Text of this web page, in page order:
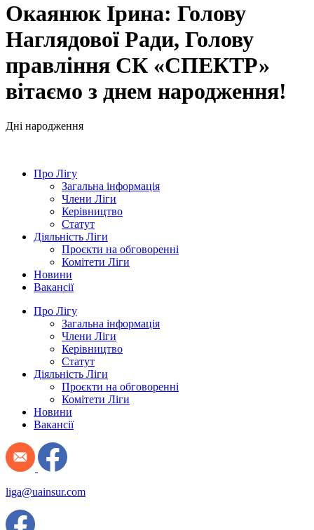
Окаянюк Ірина: Голову
Наглядової Ради, Голову
правління СК «СПЕКТР»
вітаємо з днем народження!
Дні народження
Про Лігу
Загальна інформація
Члени Ліги
Керівництво
Статут
Діяльність Ліги
Проєкти на обговоренні
Комітети Ліги
Новини
Вакансії
Про Лігу
Загальна інформація
Члени Ліги
Керівництво
Статут
Діяльність Ліги
Проєкти на обговоренні
Комітети Ліги
Новини
Вакансії
liga@uainsur.com